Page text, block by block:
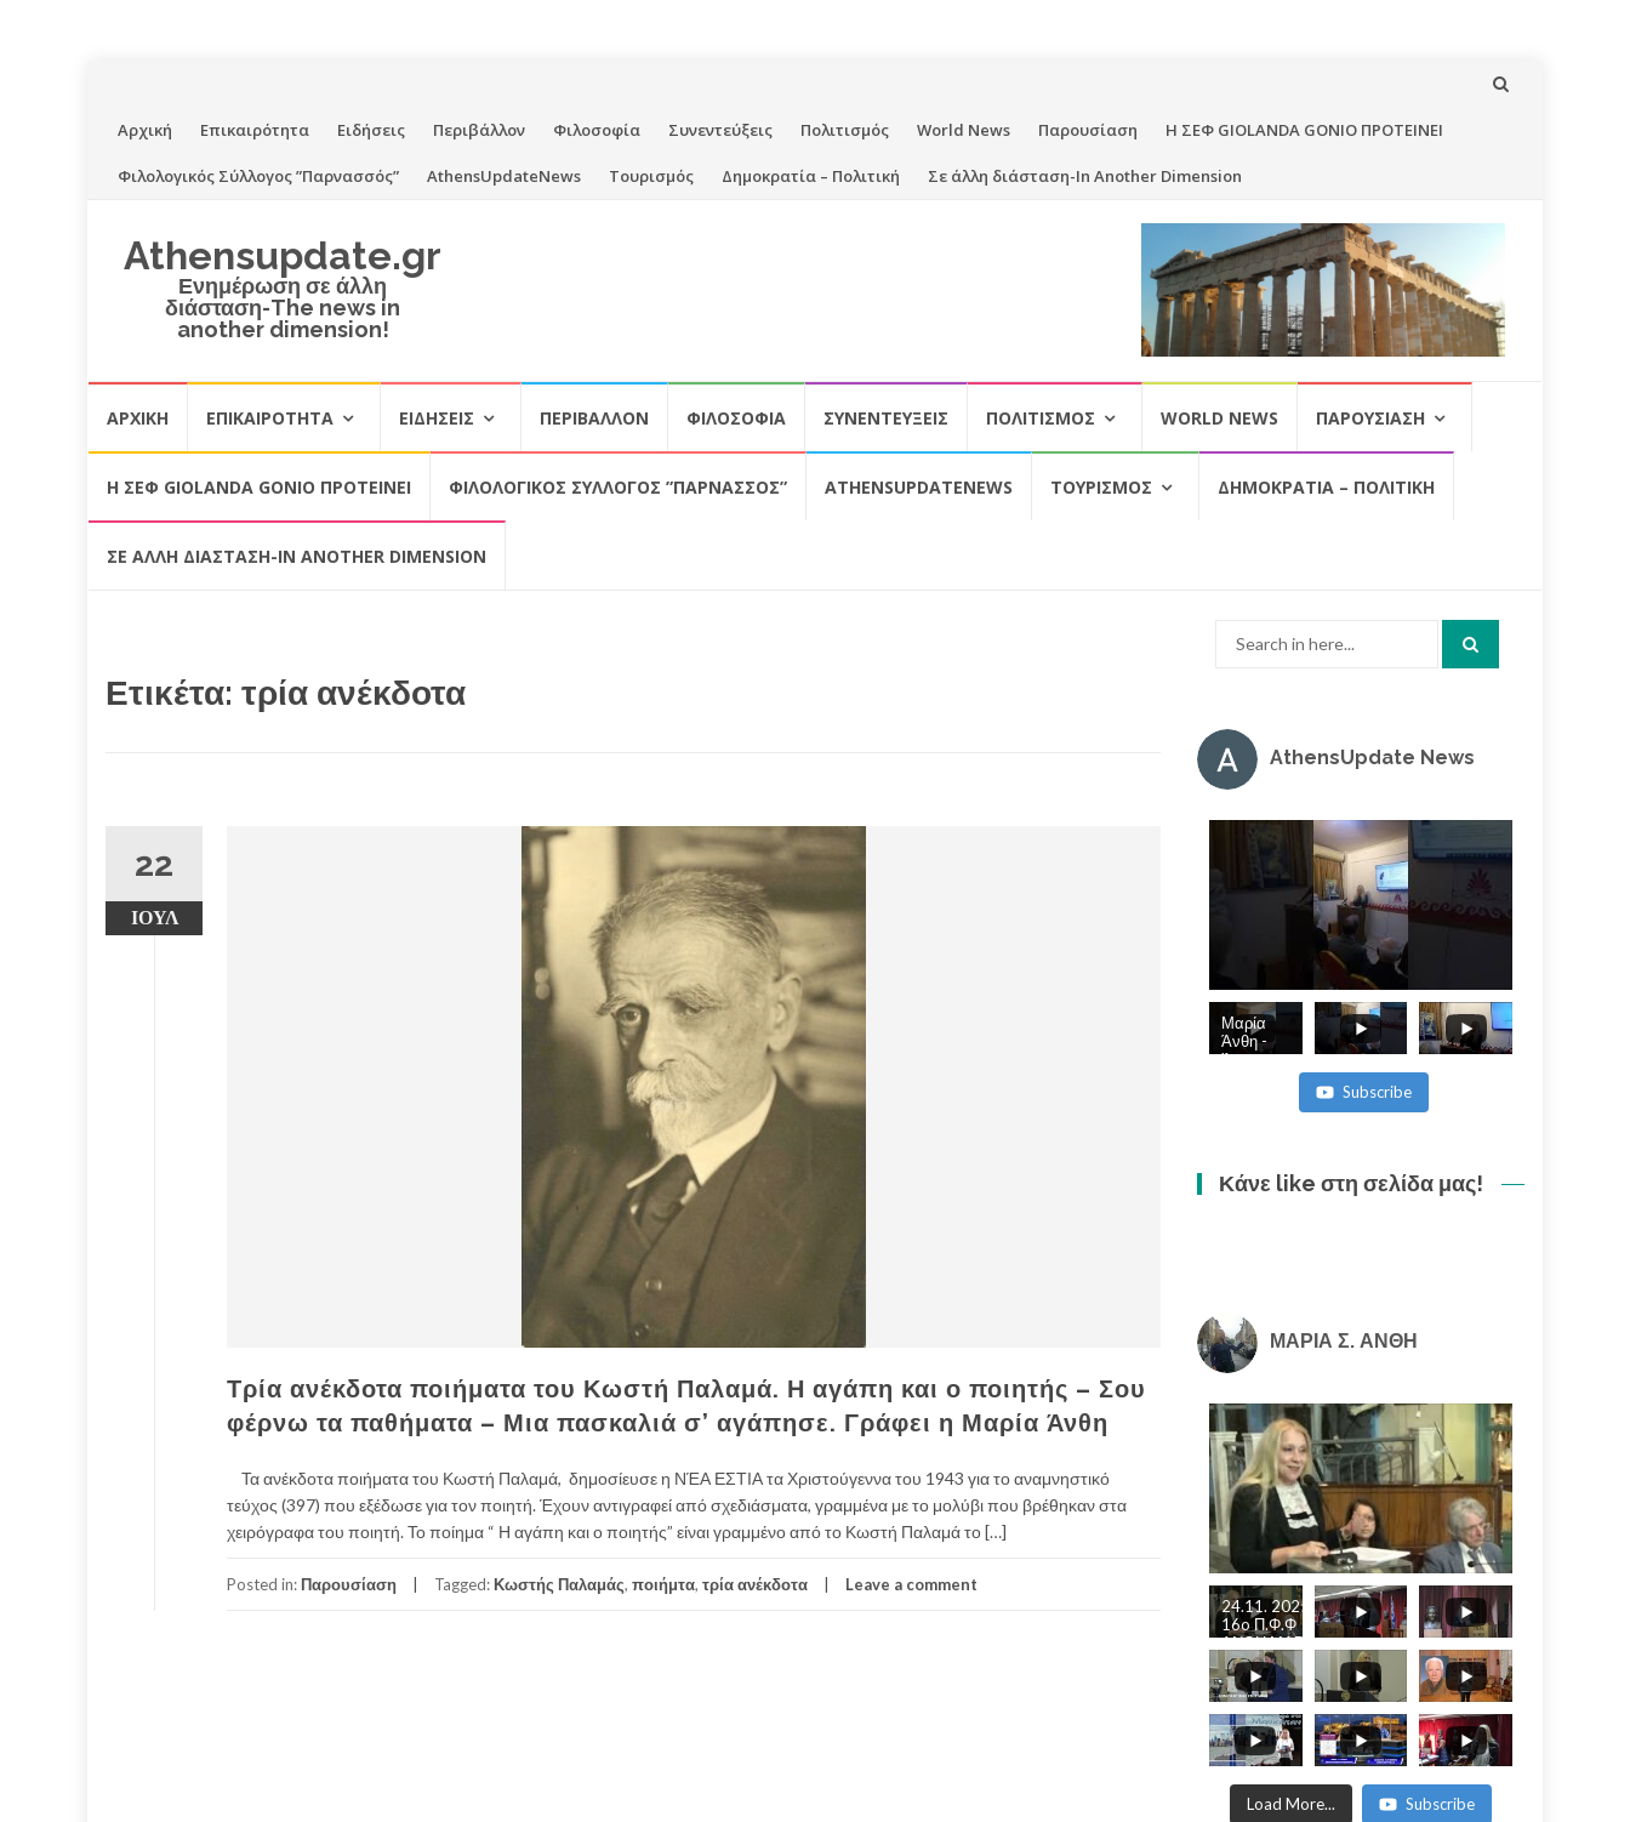
Skip
to
Αρχική Επικαιρότητα Ειδήσεις Περιβάλλον Φιλοσοφία Συνεντεύξεις Πολιτισμός World News Παρουσίαση Η ΣΕΦ GIOLANDA GONIO ΠΡΟΤΕΙΝΕΙ
Φιλολογικός Σύλλογος ”Παρνασσός” AthensUpdateNews Τουρισμός Δημοκρατία – Πολιτική Σε άλλη διάσταση-In Another Dimension
Athensupdate.gr
Ενημέρωση σε άλλη
διάσταση-The news in
another dimension!
content
ΑΡΧΙΚΉ ΕΠΙΚΑΙΡΌΤΗΤΑ ΕΙΔΉΣΕΙΣ ΠΕΡΙΒΆΛΛΟΝ ΦΙΛΟΣΟΦΊΑ ΣΥΝΕΝΤΕΎΞΕΙΣ ΠΟΛΙΤΙΣΜΌΣ WORLD NEWS ΠΑΡΟΥΣΊΑΣΗ
Η ΣΕΦ GIOLANDA GONIO ΠΡΟΤΕΙΝΕΙ ΦΙΛΟΛΟΓΙΚΌΣ ΣΎΛΛΟΓΟΣ ”ΠΑΡΝΑΣΣΌΣ” ATHENSUPDATENEWS ΤΟΥΡΙΣΜΌΣ ΔΗΜΟΚΡΑΤΊΑ – ΠΟΛΙΤΙΚΉ
ΣΕ ΆΛΛΗ ΔΙΆΣΤΑΣΗ-IN ANOTHER DIMENSION
Ετικέτα: τρία ανέκδοτα
22
ΙΟΎΛ
Τρία ανέκδοτα ποιήματα του Κωστή Παλαμά. Η αγάπη και ο ποιητής – Σου
φέρνω τα παθήματα – Μια πασκαλιά σ’ αγάπησε. Γράφει η Μαρία Άνθη
Τα ανέκδοτα ποιήματα του Κωστή Παλαμά, δημοσίευσε η ΝΈΑ ΕΣΤΙΑ τα Χριστούγεννα του 1943 για το αναμνηστικό
τεύχος (397) που εξέδωσε για τον ποιητή. Έχουν αντιγραφεί από σχεδιάσματα, γραμμένα με το μολύβι που βρέθηκαν στα
χειρόγραφα του ποιητή. Το ποίημα “ Η αγάπη και ο ποιητής” είναι γραμμένο από το Κωστή Παλαμά το […]
Posted in: Παρουσίαση Tagged: Κωστής Παλαμάς, ποιήμτα, τρία ανέκδοτα Leave a comment
AthensUpdate News
Μαρία
Άνθη -
Άπωση, η
Subscribe
Κάνε like στη σελίδα μας!
ΜΑΡΙΑ Σ. ΑΝΘΗ
24.11. 2025
16o Π.Φ.Φ
ΑΝΘΗ ΜΑΡΙΑ -
ANTHI MARIA
WORLD
PHILOSOFICAL
FORUM.
Load More... Subscribe